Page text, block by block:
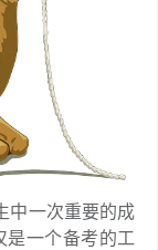
中一次重要的成
是一个备考的工